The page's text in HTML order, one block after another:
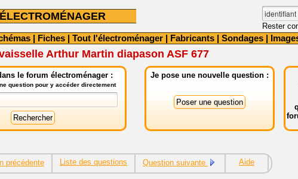
Rester
| Fiches | Tout l'électroménager | Fabricants | Sondages |
Arthur Martin diapason ASF 677
le forum électroménager :
question pour y accéder directement
Je pose une nouvelle question :
précédente Liste des questions Question suivante Aide